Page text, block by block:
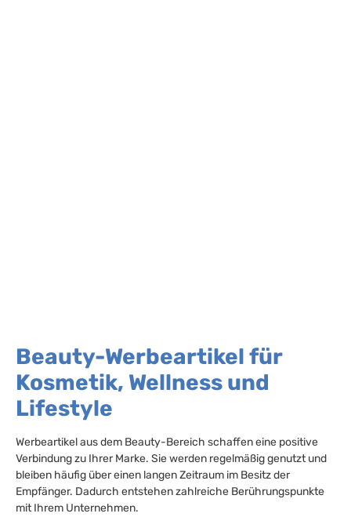
Beauty-Werbeartikel für
Kosmetik, Wellness und
Lifestyle
Werbeartikel aus dem Beauty-Bereich schaffen eine positive
Verbindung zu Ihrer Marke. Sie werden regelmäßig genutzt und
bleiben häufig über einen langen Zeitraum im Besitz der
Empfänger. Dadurch entstehen zahlreiche Berührungspunkte
mit Ihrem Unternehmen.